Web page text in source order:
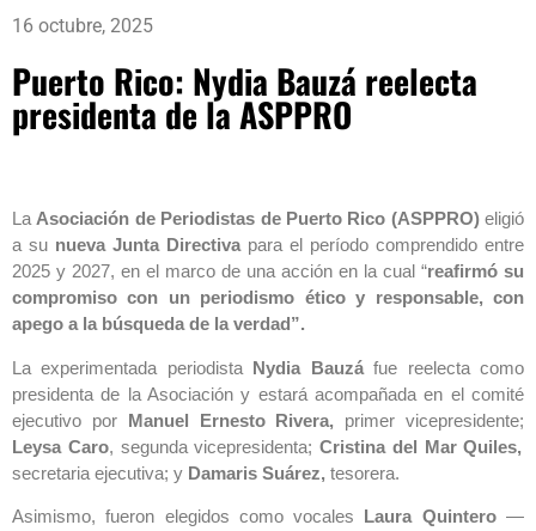
16 octubre, 2025
Puerto Rico: Nydia Bauzá reelecta
presidenta de la ASPPRO
La Asociación de Periodistas de Puerto Rico (ASPPRO)eligió
a su nueva Junta Directiva para el período comprendido entre
2025 y 2027, en el marco de una acción en la cual “reafirmó su
compromiso con un periodismo ético y responsable, con
apego a la búsqueda de la verdad”.
La experimentada periodista Nydia Bauzáfue reelecta como
presidenta de la Asociación y estará acompañada en el comité
ejecutivo por Manuel Ernesto Rivera, primer vicepresidente;
Leysa Caro, segunda vicepresidenta; Cristina del Mar Quiles,
secretaria ejecutiva; y Damaris Suárez, tesorera.
Asimismo, fueron elegidos como vocales Laura Quintero—